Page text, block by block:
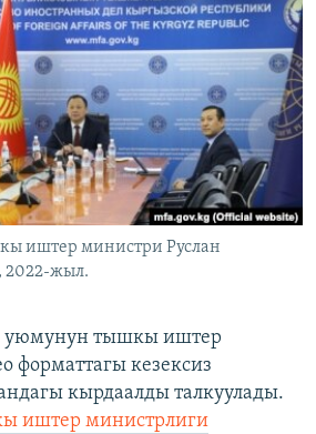
сайттары
иштер министри Руслан
2022-жыл.
уюмунун тышкы иштер
форматтагы кезексиз
кырдаалды талкуулады.
иштер министрлиги